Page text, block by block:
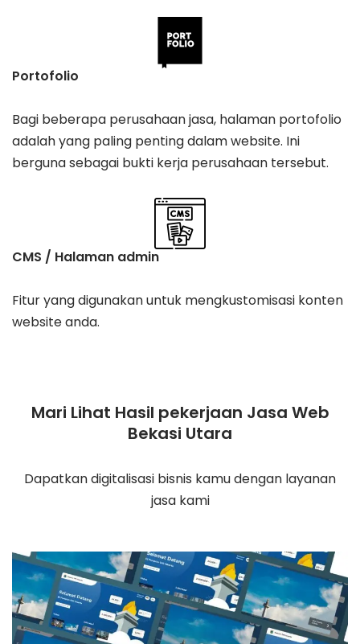
Portofolio
Bagi beberapa perusahaan jasa, halaman portofolio
adalah yang paling penting dalam website. Ini
berguna sebagai bukti kerja perusahaan tersebut.
CMS / Halaman admin
Fitur yang digunakan untuk mengkustomisasi konten
website anda.
Mari Lihat Hasil pekerjaan Jasa Web
Bekasi Utara
Dapatkan digitalisasi bisnis kamu dengan layanan
jasa kami